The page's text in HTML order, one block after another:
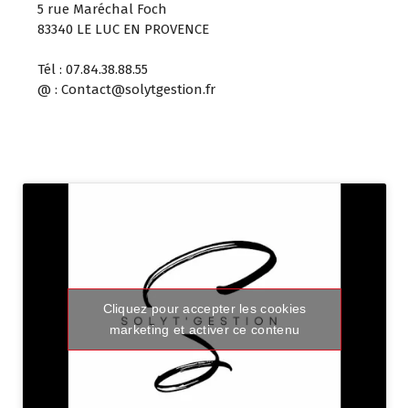
5 rue Maréchal Foch
83340 LE LUC EN PROVENCE
Tél : 07.84.38.88.55
@ : Contact@solytgestion.fr
Cliquez pour accepter les cookies
marketing et activer ce contenu